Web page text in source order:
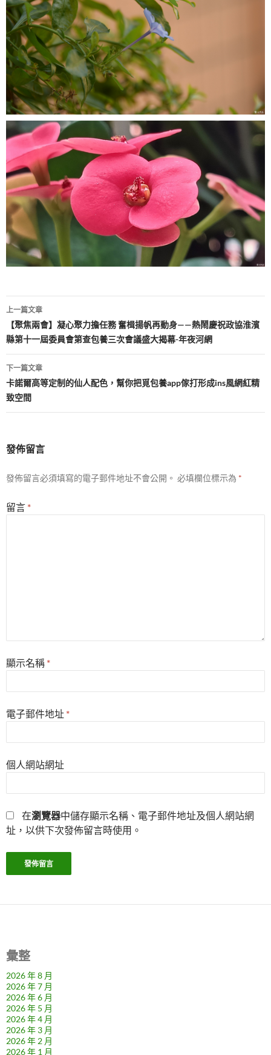
文
章
導
覽
上一篇文章
【聚焦兩會】凝心聚力擔任務 奮楫揚帆再動身——熱鬧慶祝政協淮濱
縣第十一屆委員會第查包養三次會議盛大揭幕-年夜河網
下一篇文章
卡諾爾高等定制的仙人配色，幫你把覓包養app傢打形成ins風網紅精
致空間
發佈留言
發佈留言必須填寫的電子郵件地址不會公開。 必填欄位標示為 *
留言 *
顯示名稱 *
電子郵件地址 *
個人網站網址
在瀏覽器中儲存顯示名稱、電子郵件地址及個人網站網
址，以供下次發佈留言時使用。
彙整
2026 年 8 月
2026 年 7 月
2026 年 6 月
2026 年 5 月
2026 年 4 月
2026 年 3 月
2026 年 2 月
2026 年 1 月